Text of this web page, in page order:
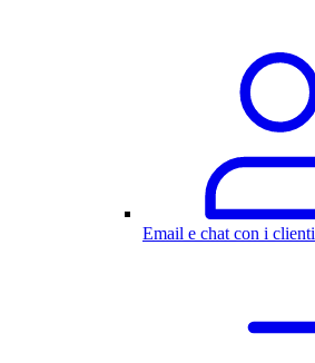
Email e chat con i clienti